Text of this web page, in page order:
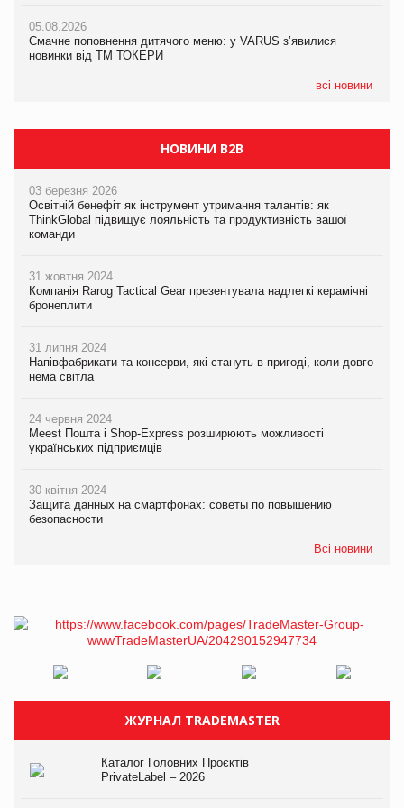
05.08.2026
Смачне поповнення дитячого меню: у VARUS з’явилися
новинки від ТМ ТОКЕРИ
всі новини
05.08.2026
Смачне поповнення дитячого меню: у VARUS з’явилися
новинки від ТМ ТОКЕРИ
НОВИНИ B2B
03 березня 2026
Освітній бенефіт як інструмент утримання талантів: як
ThinkGlobal підвищує лояльність та продуктивність вашої
команди
31 жовтня 2024
Компанія Rarog Tactical Gear презентувала надлегкі керамічні
бронеплити
31 липня 2024
Напівфабрикати та консерви, які стануть в пригоді, коли довго
нема світла
24 червня 2024
Meest Пошта і Shop-Express розширюють можливості
українських підприємців
30 квітня 2024
Защита данных на смартфонах: советы по повышению
безопасности
Всі новини
ЖУРНАЛ TRADEMASTER
Каталог Головних Проєктів
PrivateLabel – 2026